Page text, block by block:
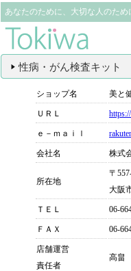
あなたのために、大切な人のため
性病・がん検査キット
ショップ名 美と
ＵＲＬ
ｅ－ｍａｉｌ
会社名 株式
所在地
〒
大阪
ＴＥＬ 06-
ＦＡＸ 06-
店舗運営
責任者
高畠